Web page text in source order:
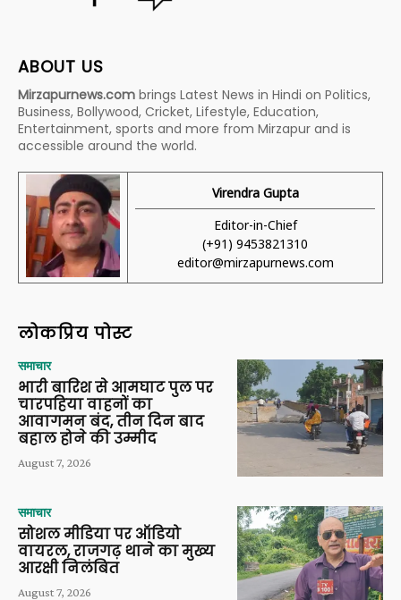
ABOUT US
Mirzapurnews.com brings Latest News in Hindi on Politics,
Business, Bollywood, Cricket, Lifestyle, Education,
Entertainment, sports and more from Mirzapur and is
accessible around the world.
Virendra Gupta
Editor-in-Chief
(+91) 9453821310
editor@mirzapurnews.com
लोकप्रिय पोस्ट
समाचार
भारी बारिश से आमघाट पुल पर
चारपहिया वाहनों का
आवागमन बंद, तीन दिन बाद
बहाल होने की उम्मीद
August 7, 2026
समाचार
सोशल मीडिया पर ऑडियो
वायरल, राजगढ़ थाने का मुख्य
आरक्षी निलंबित
August 7, 2026